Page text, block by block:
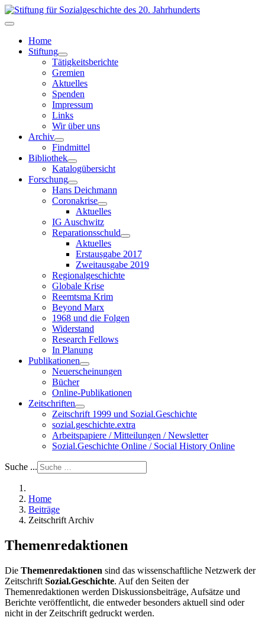
Home
Stiftung
Tätigkeitsberichte
Gremien
Aktuelles
Spenden
Impressum
Links
Wir über uns
Archiv
Findmittel
Bibliothek
Katalogübersicht
Forschung
Hans Deichmann
Coronakrise
Aktuelles
IG Auschwitz
Reparationsschuld
Aktuelles
Erstausgabe 2017
Zweitausgabe 2019
Regionalgeschichte
Globale Krise
Reemtsma Krim
Beyond Marx
1968 und die Folgen
Widerstand
Research Fellows
In Planung
Publikationen
Neuerscheinungen
Bücher
Online-Publikationen
Zeitschriften
Zeitschrift 1999 und Sozial.Geschichte
sozial.geschichte.extra
Arbeitspapiere / Mitteilungen / Newsletter
Sozial.Geschichte Online / Social History Online
Suche ...
Home
Beiträge
Zeitschrift Archiv
Themenredaktionen
Die Themenredaktionen sind das wissenschaftliche Netzwerk der
Zeitschrift Sozial.Geschichte. Auf den Seiten der
Themenredaktionen werden Diskussionsbeiträge, Aufsätze und
Berichte veröffentlicht, die entweder besonders aktuell sind oder
nicht in der Zeitschrift gedruckt werden.